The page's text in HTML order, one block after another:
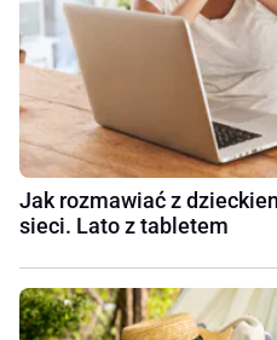
Jak rozmawiać z
sieci. Lato z tabletem